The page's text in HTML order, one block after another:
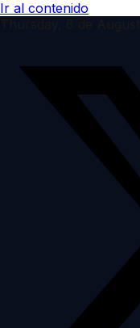
Ir al contenido